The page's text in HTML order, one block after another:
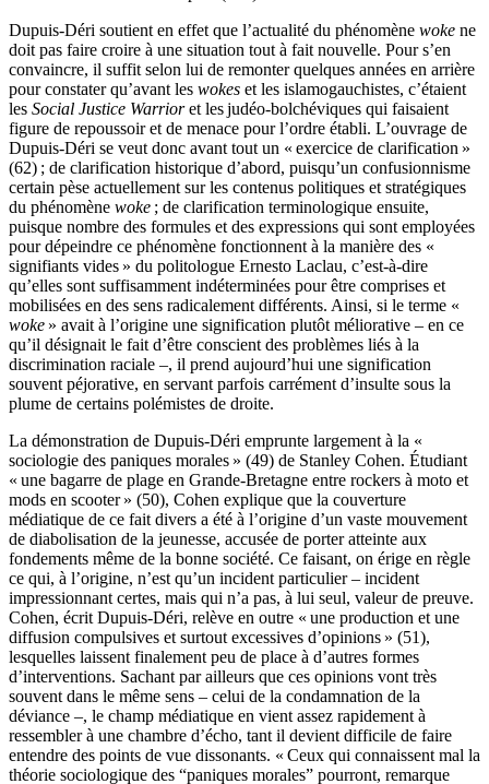
Dupuis-Déri soutient en effet que l’actualité du phénomène woke ne
doit pas faire croire à une situation tout à fait nouvelle. Pour s’en
convaincre, il suffit selon lui de remonter quelques années en arrière
pour constater qu’avant les wokes et les islamogauchistes, c’étaient
les Social Justice Warrioret les judéo-bolchéviques qui faisaient
figure de repoussoir et de menace pour l’ordre établi. L’ouvrage de
Dupuis-Déri se veut donc avant tout un « exercice de clarification »
(62) ; de clarification historique d’abord, puisqu’un confusionnisme
certain pèse actuellement sur les contenus politiques et stratégiques
du phénomène woke ; de clarification terminologique ensuite,
puisque nombre des formules et des expressions qui sont employées
pour dépeindre ce phénomène fonctionnent à la manière des «
signifiants vides » du politologue Ernesto Laclau, c’est-à-dire
qu’elles sont suffisamment indéterminées pour être comprises et
mobilisées en des sens radicalement différents. Ainsi, si le terme «
woke » avait à l’origine une signification plutôt méliorative – en ce
qu’il désignait le fait d’être conscient des problèmes liés à la
discrimination raciale –, il prend aujourd’hui une signification
souvent péjorative, en servant parfois carrément d’insulte sous la
plume de certains polémistes de droite.
La démonstration de Dupuis-Déri emprunte largement à la «
sociologie des paniques morales » (49) de Stanley Cohen. Étudiant
« une bagarre de plage en Grande-Bretagne entre rockers à moto et
mods en scooter » (50), Cohen explique que la couverture
médiatique de ce fait divers a été à l’origine d’un vaste mouvement
de diabolisation de la jeunesse, accusée de porter atteinte aux
fondements même de la bonne société. Ce faisant, on érige en règle
ce qui, à l’origine, n’est qu’un incident particulier – incident
impressionnant certes, mais qui n’a pas, à lui seul, valeur de preuve.
Cohen, écrit Dupuis-Déri, relève en outre « une production et une
diffusion compulsives et surtout excessives d’opinions » (51),
lesquelles laissent finalement peu de place à d’autres formes
d’interventions. Sachant par ailleurs que ces opinions vont très
souvent dans le même sens – celui de la condamnation de la
déviance –, le champ médiatique en vient assez rapidement à
ressembler à une chambre d’écho, tant il devient difficile de faire
entendre des points de vue dissonants. « Ceux qui connaissent mal la
théorie sociologique des “paniques morales” pourront, remarque